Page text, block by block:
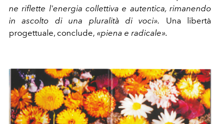
ne riflette l'energia collettiva e autentica, rimanendo
in ascolto di una pluralità di voci». Una libertà
progettuale, conclude, «piena e radicale».